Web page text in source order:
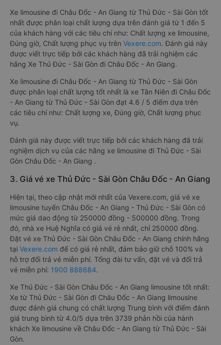
Xe limousine đi Châu Đốc - An Giang từ Thủ Đức - Sài Gòn tốt
nhất được phân loại chất lượng dựa trên đánh giá từ 1 đến 5
của khách hàng với các tiêu chí như: Chất lượng xe limousine,
Đúng giờ, Chất lượng phục vụ trên Vexere.com. Đánh giá này
được viết trực tiếp bởi các khách hàng đã trải nghiệm các
hãng Xe Thủ Đức - Sài Gòn đi Châu Đốc - An Giang.
Xe limousine đi Châu Đốc - An Giang từ Thủ Đức - Sài Gòn
được phân loại chất lượng tốt nhất là xe Tân Niên đi Châu Đốc
- An Giang từ Thủ Đức - Sài Gòn đạt 4.6 / 5 điểm dựa trên
các tiêu chí như: Chất lượng xe, Đúng giờ, Chất lượng phục
vụ.
Đánh giá này được viết trực tiếp bởi các khách hàng đã trải
nghiệm dịch vụ của các hãng xe limousine đi Thủ Đức - Sài
Gòn Châu Đốc - An Giang .
3. Giá vé xe Thủ Đức - Sài Gòn Châu Đốc - An Giang
Hiện tại, theo cập nhật mới nhất của Vexere.com, giá vé xe
limousine tuyến Châu Đốc - An Giang - Thủ Đức - Sài Gòn có
mức giá dao động từ 250000 đồng - 500000 đồng. Trong
đó, nhà xe Huệ Nghĩa có giá vé rẻ nhất, chỉ 250000 đồng.
Đặt vé xe Thủ Đức - Sài Gòn Châu Đốc - An Giang chính hãng
tại Vexere.com để có giá rẻ nhất, đảm bảo giữ chỗ 100% và
hỗ trợ đổi trả vé miễn phí. Tổng đài tư vấn, đặt vé và đổi trả
vé miễn phí: 1900 888684.
Xe Thủ Đức - Sài Gòn Châu Đốc - An Giang limousine tốt nhất:
Xe từ Thủ Đức - Sài Gòn đi Châu Đốc - An Giang limousine
được đánh giá chung có chất lượng Trung bình với điểm đánh
giá trung bình từ 4.0/5 dựa trên 3739 phản hồi của hành
khách Xe limousine về Châu Đốc - An Giang từ Thủ Đức - Sài
Gòn.